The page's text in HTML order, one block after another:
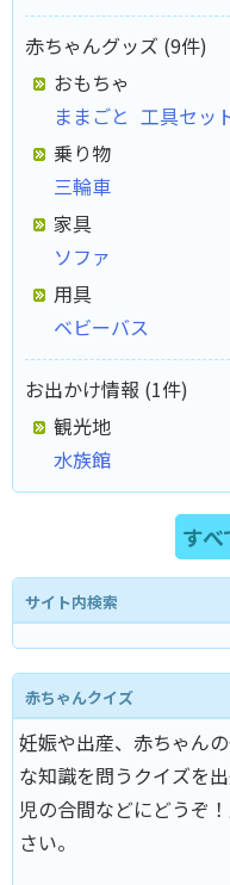
赤ちゃんグッズ (9件)
おもちゃ
ままごと 工具セッ
乗り物
三輪車
家具
ソファ
用具
ベビーバス
お出かけ情報 (1件)
観光地
水族館
す
サイト内検索
赤ちゃんクイズ
妊娠や出産、赤ちゃん
な知識を問うクイズを
児の合間などにどうぞ
さい。